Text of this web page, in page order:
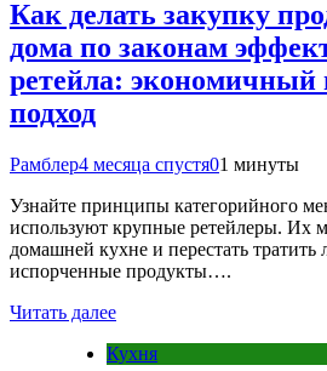
Как делать закупку
дома по законам
ретейла:
подход
Рамблер4 месяца спустя01 минуты
Узнайте принципы категорийного
используют крупные ретейлеры. Их
домашней кухне и перестать
испорченные продукты….
Читать далее
Кухня